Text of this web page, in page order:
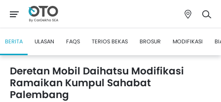
BERITA ULASAN FAQS TERIOS BEKAS BROSUR MODIFIKASI
Deretan Mobil Daihatsu Modifikasi
Ramaikan Kumpul Sahabat
Palembang